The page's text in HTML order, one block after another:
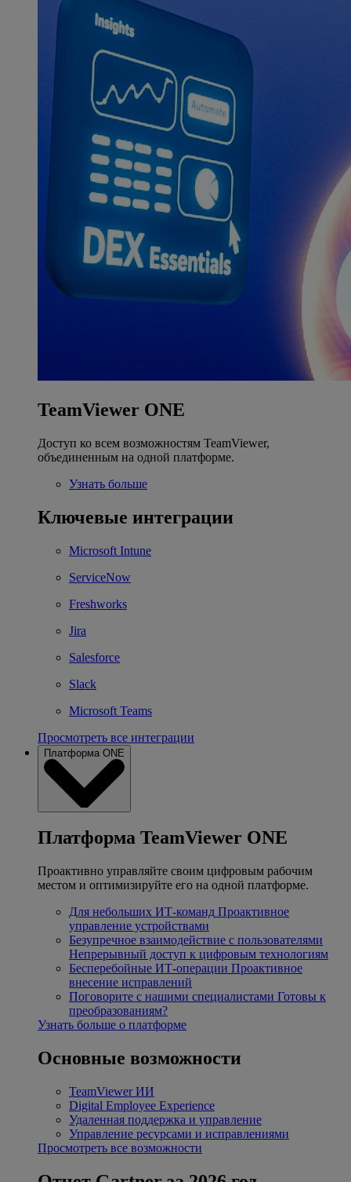
TeamViewer ONE
Доступ ко всем возможностям TeamViewer,
объединенным на одной платформе.
Узнать больше
Ключевые интеграции
Microsoft Intune
ServiceNow
Freshworks
Jira
Salesforce
Slack
Microsoft Teams
Просмотреть все интеграции
Платформа ONE
Платформа TeamViewer ONE
Проактивно управляйте своим цифровым рабочим
местом и оптимизируйте его на одной платформе.
Для небольших ИТ-команд Проактивное
управление устройствами
Безупречное взаимодействие с пользователями
Непрерывный доступ к цифровым технологиям
Бесперебойные ИТ-операции Проактивное
внесение исправлений
Поговорите с нашими специалистами Готовы к
преобразованиям?
Узнать больше о платформе
Основные возможности
TeamViewer ИИ
Digital Employee Experience
Удаленная поддержка и управление
Управление ресурсами и исправлениями
Просмотреть все возможности